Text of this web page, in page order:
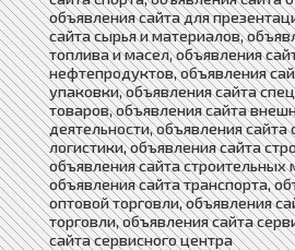
объявления сайта для
сайта сырья и материалов,
топлива и масел, объявления
нефтепродуктов, объявления
упаковки, объявления сайта
товаров, объявления сайта
деятельности, объявления сайта
логистики, объявления сайта
объявления сайта строительных
объявления сайта транспорта,
оптовой торговли, объявления
торговли, объявления сайта
сайта сервисного центра